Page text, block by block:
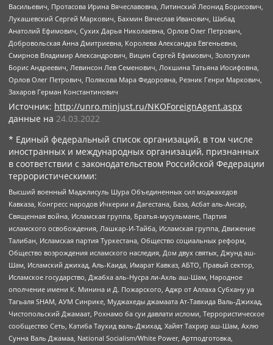
Васильевич, Протасова Ирина Вячеславовна, Литинский Леонид Борисович,
Лукашевский Сергей Маркович, Бахмин Вячеслав Иванович, Шабад
Анатолий Ефимович, Сухих Дарья Николаевна, Орлов Олег Петрович,
Добровольская Анна Дмитриевна, Королева Александра Евгеньевна,
Смирнов Владимир Александрович, Вицин Сергей Ефимович, Золотухин
Борис Андреевич, Левинсон Лев Семенович, Локшина Татьяна Иосифовна,
Орлов Олег Петрович, Полякова Мара Федоровна, Резник Генри Маркович,
Захаров Герман Константинович
Источник: http://unro.minjust.ru/NKOForeignAgent.aspx
данные на 24.03.2022
* Единый федеральный список организаций, в том числе
иностранных и международных организаций, признанных
в соответствии с законодательством Российской Федерации
террористическими:
Высший военный Маджлисуль Шура Объединенных сил моджахедов
Кавказа, Конгресс народов Ичкерии и Дагестана, База, Асбат аль-Ансар,
Священная война, Исламская группа, Братья-мусульмане, Партия
исламского освобождения, Лашкар-И-Тайба, Исламская группа, Движение
Талибан, Исламская партия Туркестана, Общество социальных реформ,
Общество возрождения исламского наследия, Дом двух святых, Джунд аш-
Шам, Исламский джихад, Аль-Каида, Имарат Кавказ, АБТО, Правый сектор,
Исламское государство, Джабха аль-Нусра ли-Ахль аш-Шам, Народное
ополчение имени К. Минина и Д. Пожарского, Аджр от Аллаха Субхану уа
Тагьаля SHAM, АУМ Синрике, Муджахеды джамаата Ат-Тавхида Валь-Джихад,
Чистопольский Джамаат, Рохнамо ба суи давлати исломи, Террористическое
сообщество Сеть, Катиба Таухид валь-Джихад, Хайят Тахрир аш-Шам, Ахлю
Сунна Валь Джамаа, National Socialism/White Power, Артподготовка,